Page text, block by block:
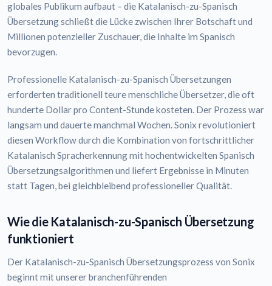
globales Publikum aufbaut – die Katalanisch-zu-Spanisch
Übersetzung schließt die Lücke zwischen Ihrer Botschaft und
Millionen potenzieller Zuschauer, die Inhalte im Spanisch
bevorzugen.
Professionelle Katalanisch-zu-Spanisch Übersetzungen
erforderten traditionell teure menschliche Übersetzer, die oft
hunderte Dollar pro Content-Stunde kosteten. Der Prozess war
langsam und dauerte manchmal Wochen. Sonix revolutioniert
diesen Workflow durch die Kombination von fortschrittlicher
Katalanisch Spracherkennung mit hochentwickelten Spanisch
Übersetzungsalgorithmen und liefert Ergebnisse in Minuten
statt Tagen, bei gleichbleibend professioneller Qualität.
Wie die Katalanisch-zu-Spanisch Übersetzung
funktioniert
Der Katalanisch-zu-Spanisch Übersetzungsprozess von Sonix
beginnt mit unserer branchenführenden